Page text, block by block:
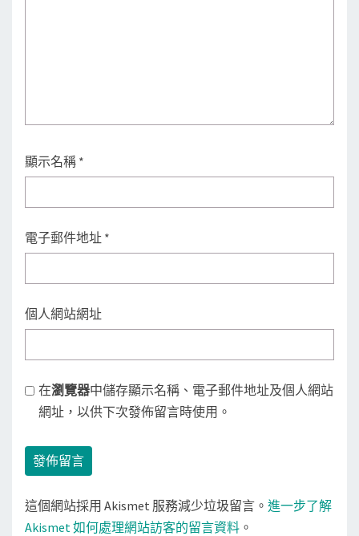
顯示名稱 *
電子郵件地址 *
個人網站網址
在瀏覽器中儲存顯示名稱、電子郵件地址及個人網站
網址，以供下次發佈留言時使用。
這個網站採用 Akismet 服務減少垃圾留言。 進一步了解
Akismet 如何處理網站訪客的留言資料 。